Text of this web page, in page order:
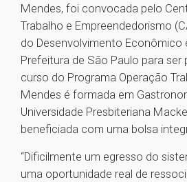
Mendes, foi convocada pelo
Trabalho e Empreendedorismo
do Desenvolvimento Econômico
Prefeitura de São Paulo para ser
curso do Programa Operação
Mendes é formada em
Universidade Presbiteriana
beneficiada com uma bolsa
“Dificilmente um egresso do
uma oportunidade real de